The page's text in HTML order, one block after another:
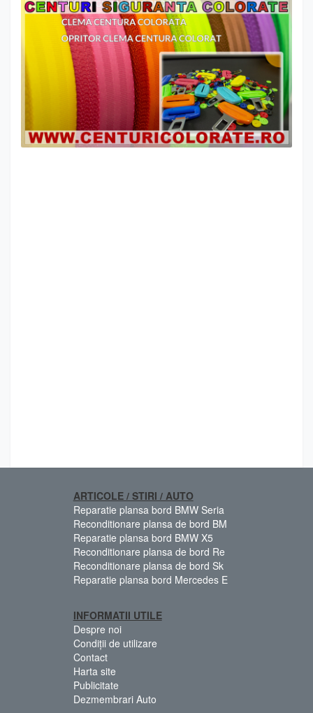
ARTICOLE / STIRI / AUTO
Reparatie plansa bord BMW Seria
Reconditionare plansa de bord BM
Reparatie plansa bord BMW X5
Reconditionare plansa de bord Re
Reconditionare plansa de bord Sk
Reparatie plansa bord Mercedes E
INFORMATII UTILE
Despre noi
Condiții de utilizare
Contact
Harta site
Publicitate
Dezmembrari Auto